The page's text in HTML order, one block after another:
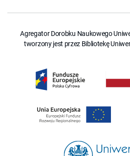
Agregator Dorobku Naukowego
tworzony jest przez Bibliotekę